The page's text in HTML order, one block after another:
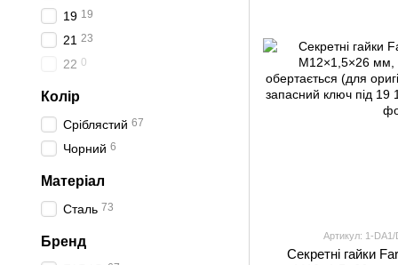
Артикул: 1-
Секретні гайки
19 19
21 23
22 0
Колір
Сріблястий 67
Чорний 6
Матеріал
Сталь 73
Бренд